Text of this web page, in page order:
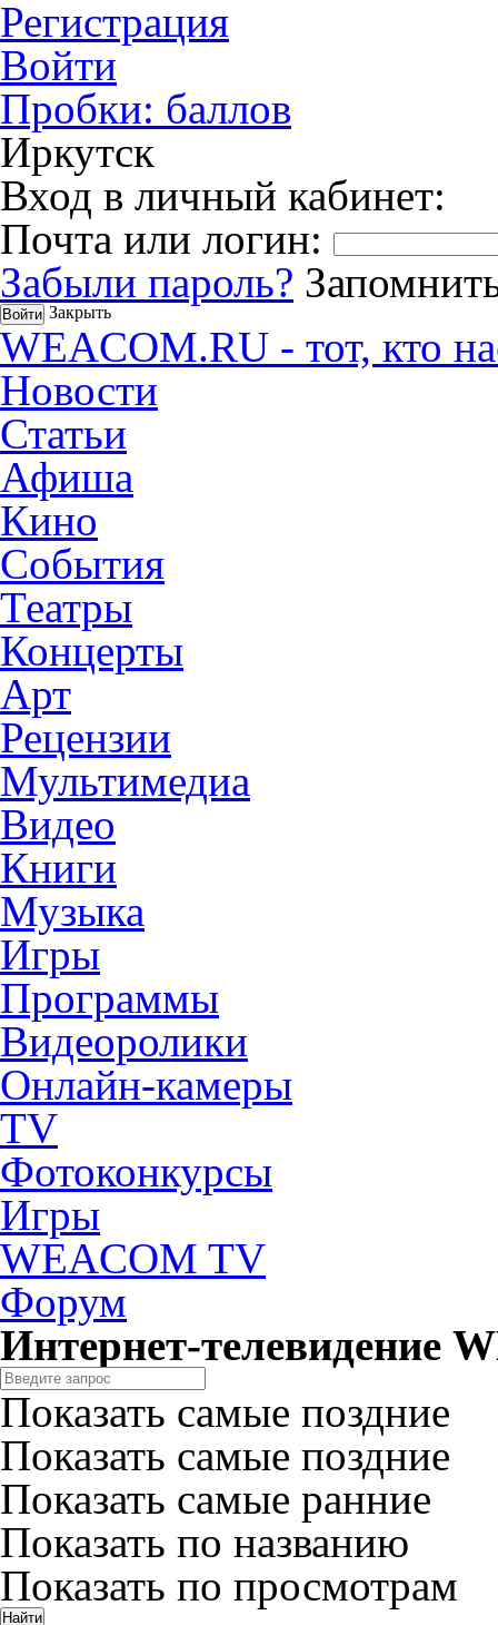
Регистрация
Войти
Пробки: баллов
Иркутск
Вход в личный кабинет:
Почта или логин:
Забыли пароль?
Закрыть
WEACOM.RU - тот, кто
Новости
Статьи
Афиша
Кино
События
Театры
Концерты
Арт
Рецензии
Мультимедиа
Видео
Книги
Музыка
Игры
Программы
Видеоролики
Онлайн-камеры
TV
Фотоконкурсы
Игры
WEACOM TV
Форум
Интернет-телевидение
Показать самые поздние
Показать самые поздние
Показать самые ранние
Показать по названию
Показать по просмотрам